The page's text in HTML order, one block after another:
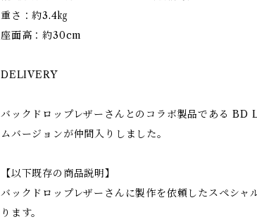
重さ：約3.4㎏
座面高：約30cm
DELIVERY
バックドロップレザーさんとのコラボ製品である
ムバージョンが仲間入りしました。
【以下既存の商品説明】
バックドロップレザーさんに製作を依頼したスペシ
ります。